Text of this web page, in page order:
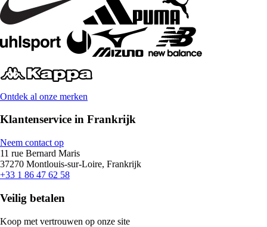
Ontdek al onze merken
Klantenservice in Frankrijk
Neem contact op
11 rue Bernard Maris
37270 Montlouis-sur-Loire, Frankrijk
+33 1 86 47 62 58
Veilig betalen
Koop met vertrouwen op onze site